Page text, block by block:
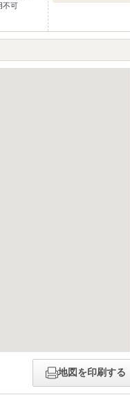
不可
地図を印刷する